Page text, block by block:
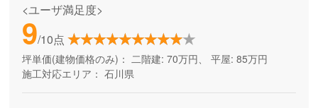
<ユーザ満足度>
9/10点
坪単価(建物価格のみ)： 二階建: 70万円、 平屋: 85万円
施工対応エリア： 石川県